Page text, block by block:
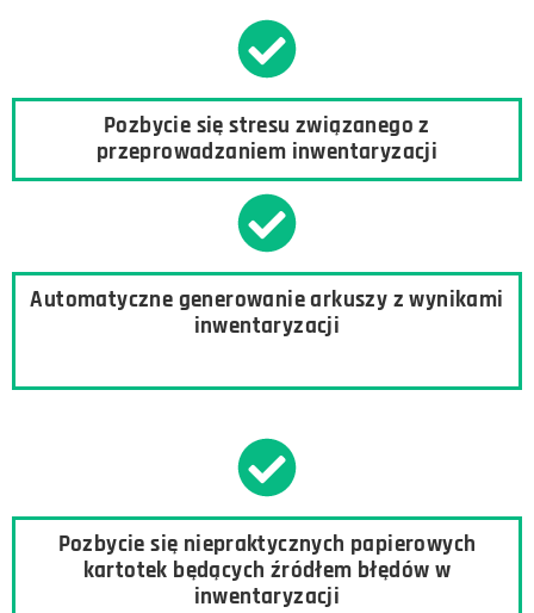
Pozbycie się stresu związanego z
przeprowadzaniem inwentaryzacji
Automatyczne generowanie arkuszy z wynikami
inwentaryzacji
Pozbycie się niepraktycznych papierowych
kartotek będących źródłem błędów w
inwentaryzacji